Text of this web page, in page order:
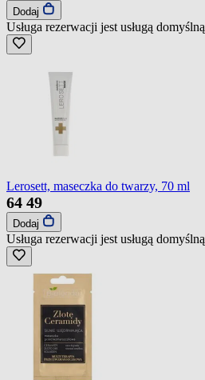
Dodaj
Usługa rezerwacji jest usługą domyślną
Lerosett, maseczka do twarzy, 70 ml
64 49
Dodaj
Usługa rezerwacji jest usługą domyślną